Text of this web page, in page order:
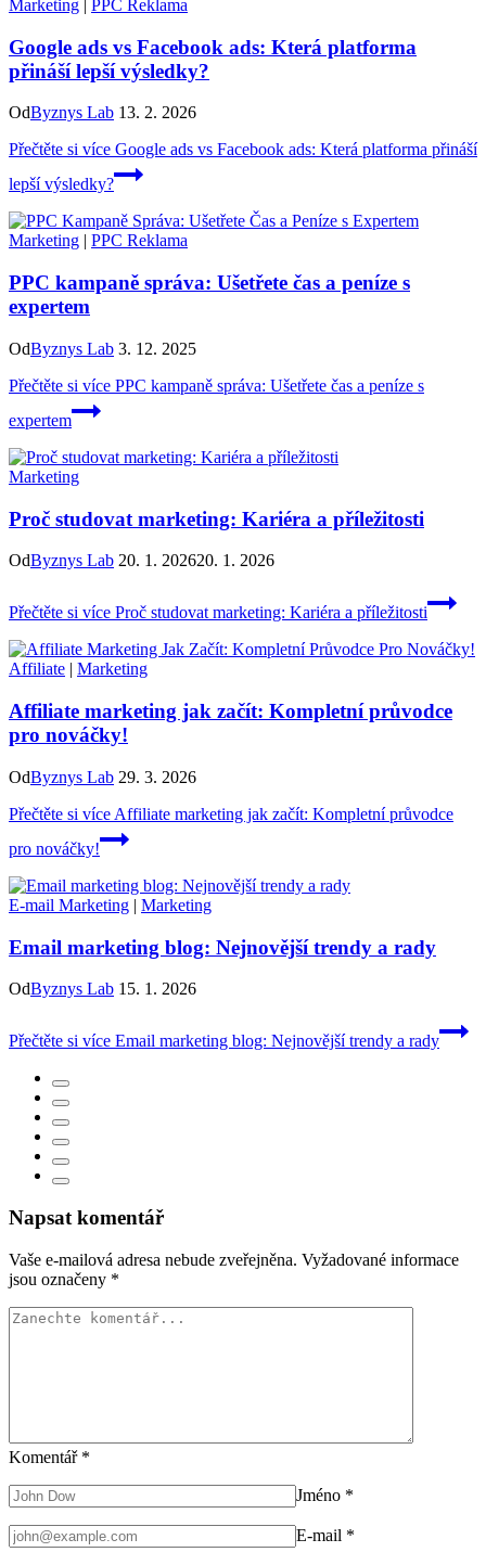
Marketing PPC Reklama
Google ads vs Facebook ads: Která platforma
přináší lepší výsledky?
OdByznys Lab 13. 2. 2026
Přečtěte si více Google ads vs Facebook ads: Která platforma přináší
lepší výsledky?
Marketing PPC Reklama
PPC kampaně správa: Ušetřete čas a peníze s
expertem
OdByznys Lab 3. 12. 2025
Přečtěte si více PPC kampaně správa: Ušetřete čas a peníze s
expertem
Marketing
Proč studovat marketing: Kariéra a příležitosti
OdByznys Lab 20. 1. 202620. 1. 2026
Přečtěte si více Proč studovat marketing: Kariéra a příležitosti
Affiliate | Marketing
Affiliate marketing jak začít: Kompletní průvodce
pro nováčky!
OdByznys Lab 29. 3. 2026
Přečtěte si více Affiliate marketing jak začít: Kompletní průvodce
pro nováčky!
E-mail Marketing | Marketing
Email marketing blog: Nejnovější trendy a rady
OdByznys Lab 15. 1. 2026
Přečtěte si více Email marketing blog: Nejnovější trendy a rady
Napsat komentář
Vaše e-mailová adresa nebude zveřejněna. Vyžadované informace
jsou označeny *
Komentář *
Jméno *
E-mail *